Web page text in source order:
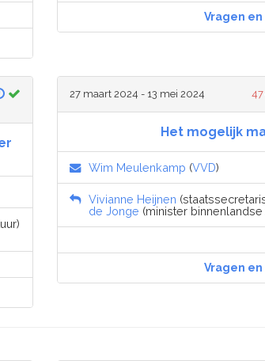
Vragen
27 maart 2024 - 13 mei 2024
Het mogelijk
Wim Meulenkamp (VVD)
Vivianne Heijnen
de Jonge (minister
Vragen